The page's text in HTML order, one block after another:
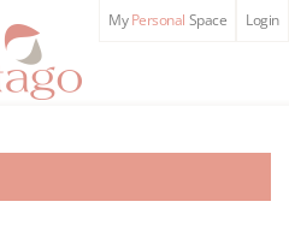
MyPersonal Space Login